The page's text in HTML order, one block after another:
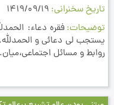
تاریخ سخنرانی 1419/09/19
توضیحات فقره دعاء:
روابط و مسائل